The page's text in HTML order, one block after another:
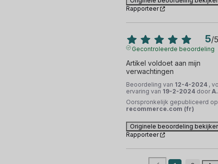
Rapporteer
5/5
Gecontroleerde beoordeling
Artikel voldoet aan mijn
verwachtingen
Beoordeling van 12-4-2024 ,
ervaring van 19-2-2024 door
Oorspronkelijk gepubliceerd op
recommerce.com (fr)
Originele beoordeling
Rapporteer